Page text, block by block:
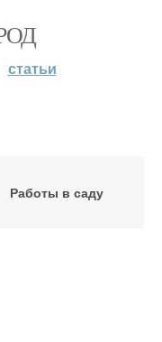
статьи
Работы в саду